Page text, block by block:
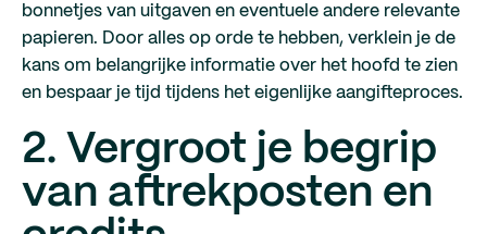
bonnetjes van uitgaven en eventuele andere relevante
papieren. Door alles op orde te hebben, verklein je de
kans om belangrijke informatie over het hoofd te zien
en bespaar je tijd tijdens het eigenlijke aangifteproces.
2. Vergroot je begrip
van aftrekposten en